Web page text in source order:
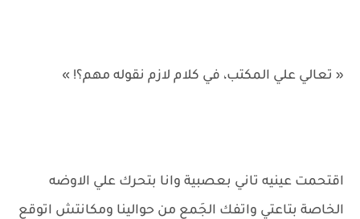
« تعالي علي المكتب، في كلام لازم نقوله مهم؟! »
اقتحمت عينيه تاني بعصبية وانا بتحرك علي الاوضه
الخاصة بتاعتي واتفك الجَمع من حوالينا ومكانتش اتوقع